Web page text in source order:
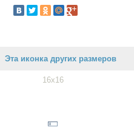
Эта иконка других размеров
16x16